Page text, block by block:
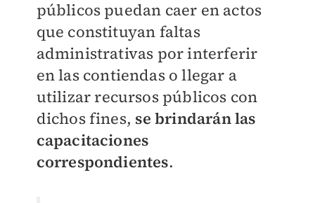
públicos puedan caer en actos
que constituyan faltas
administrativas por interferir
en las contiendas o llegar a
utilizar recursos públicos con
dichos fines, se brindarán las
capacitaciones
correspondientes.